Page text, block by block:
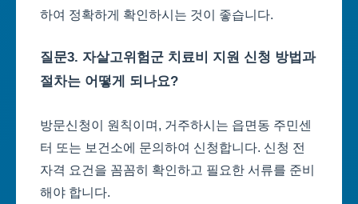
하여 정확하게 확인하시는 것이 좋습니다.
질문3. 자살고위험군 치료비 지원 신청 방법과
절차는 어떻게 되나요?
방문신청이 원칙이며, 거주하시는 읍면동 주민센
터 또는 보건소에 문의하여 신청합니다. 신청 전
자격 요건을 꼼꼼히 확인하고 필요한 서류를 준비
해야 합니다.